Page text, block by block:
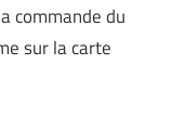
commande du
sur la carte